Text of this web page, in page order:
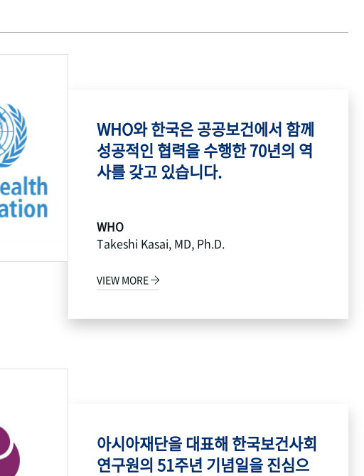
WHO와 한국은 공공보건에서 함께
성공적인 협력을 수행한 70년의 역
사를 갖고 있습니다.
WHO
Takeshi Kasai, MD, Ph.D.
VIEW MORE
아시아재단을 대표해 한국보건사회
연구원의 51주년 기념일을 진심으